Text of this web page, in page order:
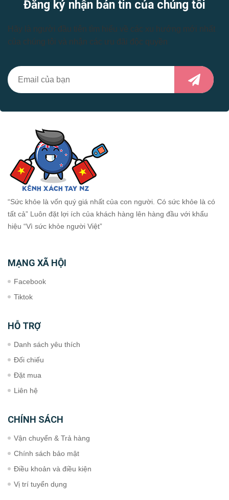
Đăng ký nhận bản tin của chúng tôi
Hãy là người đầu tiên tìm hiểu về các xu hướng mới nhất
của chúng tôi và nhận các ưu đãi độc quyền
“Sức khỏe là vốn quý giá nhất của con người. Có sức khỏe là có
tất cả” Luôn đặt lợi ích của khách hàng lên hàng đầu với khẩu
hiệu “Vì sức khỏe người Việt”
MẠNG XÃ HỘI
Facebook
Tiktok
HỖ TRỢ
Danh sách yêu thích
Đối chiếu
Đặt mua
Liên hệ
CHÍNH SÁCH
Vận chuyển & Trả hàng
Chính sách bảo mật
Điều khoản và điều kiện
Vị trí tuyển dụng